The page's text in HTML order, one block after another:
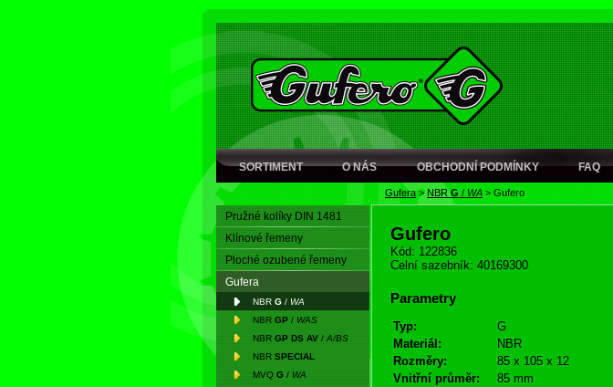
SORTIMENT O NÁS OBCHODNÍ PODMÍNKY FAQ
Gufera> NBRG / WA > Gufero
Pružné kolíky DIN 1481
Klínové řemeny
Ploché ozubené řemeny
Gufera
NBR G / WA
NBR GP / WAS
NBR GP DS AV / A/BS
NBR SPECIAL
MVQ G / WA
Gufero
Kód: 122836
Celní sazebník: 40169300
Parametry
Typ:
G
Materiál:
NBR
Rozměry:
85 x 105 x 12
Vnitřní průměr:
85 mm